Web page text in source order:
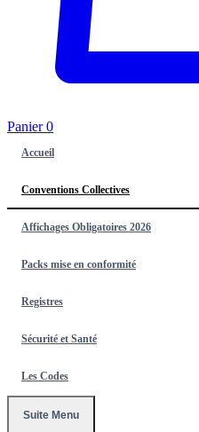
Panier0
Accueil
Conventions Collectives
Affichages Obligatoires 2026
Packs mise en conformité
Registres
Sécurité et Santé
Les Codes
Suite Menu